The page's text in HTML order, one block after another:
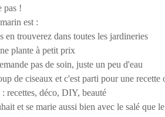
pas !
est :
en trouverez dans toutes les jardineries
plante à petit prix
pas de soin, juste un peu d'eau
de ciseaux et c'est parti pour une recette
: recettes, déco, DIY, beauté
et se marie aussi bien avec le salé que